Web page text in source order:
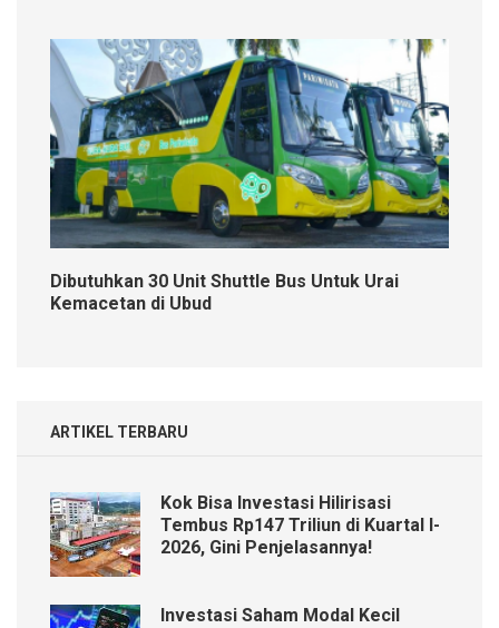
Dibutuhkan 30 Unit Shuttle Bus Untuk Urai
Kemacetan di Ubud
ARTIKEL TERBARU
Kok Bisa Investasi Hilirisasi
Tembus Rp147 Triliun di Kuartal I-
2026, Gini Penjelasannya!
Investasi Saham Modal Kecil